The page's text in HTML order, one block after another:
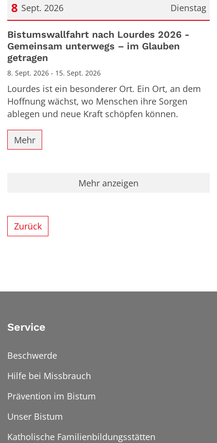
Dienstag
8 Sept. 2026
Datum: 8. September 2026
Bistumswallfahrt nach Lourdes 2026 -
Gemeinsam unterwegs – im Glauben
getragen
8. Sept. 2026 - 15. Sept. 2026
Lourdes ist ein besonderer Ort. Ein Ort, an dem
Hoffnung wächst, wo Menschen ihre Sorgen
ablegen und neue Kraft schöpfen können.
Mehr
Mehr anzeigen
Zurück
Service
Beschwerde
Hilfe bei Missbrauch
Prävention im Bistum
Unser Bistum
Katholische Familienbildungsstätten